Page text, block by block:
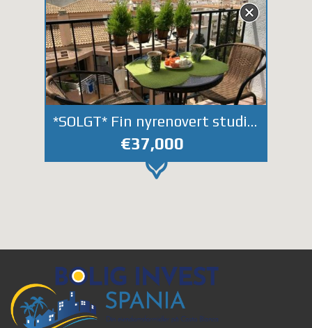
*SOLGT* Fin nyrenovert studioleilighet ved Los Locos stranden
€37,000